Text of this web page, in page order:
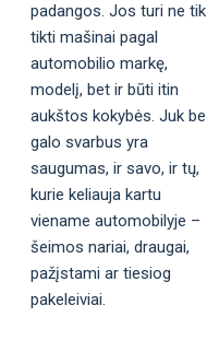
padangos. Jos turi ne tik
tikti mašinai pagal
automobilio markę,
modelį, bet ir būti itin
aukštos kokybės. Juk be
galo svarbus yra
saugumas, ir savo, ir tų,
kurie keliauja kartu
viename automobilyje –
šeimos nariai, draugai,
pažįstami ar tiesiog
pakeleiviai.